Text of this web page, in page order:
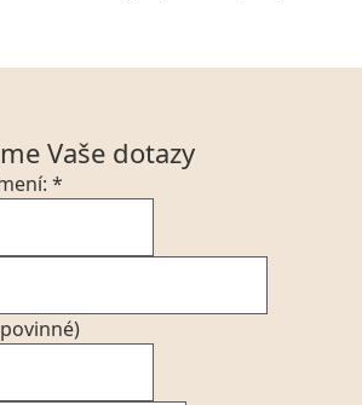
Vaše dotazy
*